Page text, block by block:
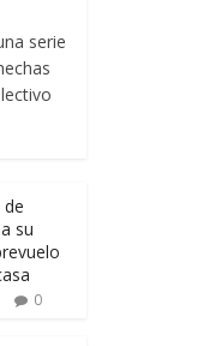
serie
su
0